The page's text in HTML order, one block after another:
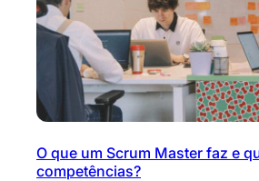
O que um Scrum Master faz e
competências?